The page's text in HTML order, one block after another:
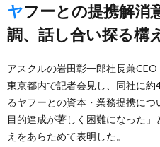
ヤフーとの提携解消意向をあらためて強
調、話し合い探る構
アスクルの岩田彰一郎社長兼
東京都内で記者会見し、同社に
るヤフーとの資本・業務提携につ
目的達成が著しく困難になった
えをあらためて表明した。